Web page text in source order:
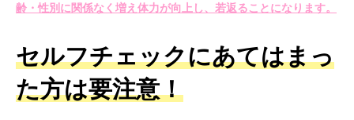
齢・性別に関係なく増え体力が向上し、若返ることになります。
セルフチェックにあてはまっ
た方は要注意！